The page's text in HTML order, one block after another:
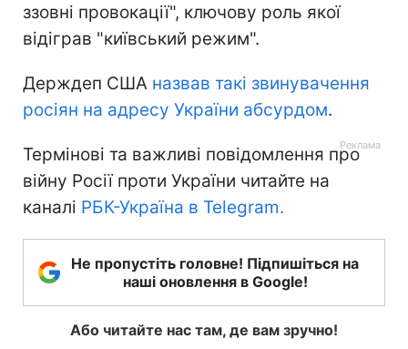
ззовні провокації", ключову роль якої
відіграв "київський режим".
Держдеп США назвав такі звинувачення
росіян на адресу України абсурдом.
Термінові та важливі повідомлення про
війну Росії проти України читайте на
каналі РБК-Україна в Telegram.
Не пропустіть головне! Підпишіться на
наші оновлення в Google!
Або читайте нас там, де вам зручно!